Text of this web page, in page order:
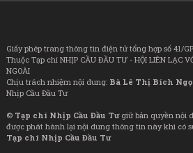
Giấy phép trang thông tin điện tử tổng hợp số 41/
Thuộc Tạp chí NHỊP CẦU ĐẦU TƯ - HỘI LIÊN LẠC
NGOÀI
Chịu trách nhiệm nội dung: Bà Lê Thị Bích
Nhịp Cầu Đầu Tư
© Tạp chí Nhịp Cầu Đầu Tưgiữ bản quyền nội
được phát hành lại nội dung thông tin này khi có
Tạp chí Nhịp Cầu Đầu Tư